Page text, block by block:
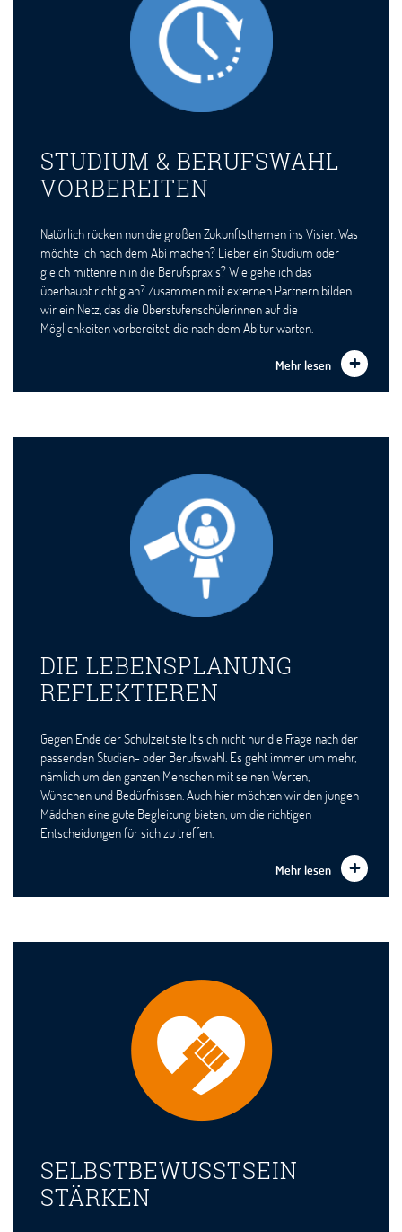
STUDIUM & BERUFSWAHL
VORBEREITEN
Natürlich rücken nun die großen Zukunftsthemen ins Visier. Was
möchte ich nach dem Abi machen? Lieber ein Studium oder
gleich mittenrein in die Berufspraxis? Wie gehe ich das
überhaupt richtig an? Zusammen mit externen Partnern bilden
wir ein Netz, das die Oberstufenschülerinnen auf die
Möglichkeiten vorbereitet, die nach dem Abitur warten.
Mehr lesen
DIE LEBENSPLANUNG
REFLEKTIEREN
Gegen Ende der Schulzeit stellt sich nicht nur die Frage nach der
passenden Studien- oder Berufswahl. Es geht immer um mehr,
nämlich um den ganzen Menschen mit seinen Werten,
Wünschen und Bedürfnissen. Auch hier möchten wir den jungen
Mädchen eine gute Begleitung bieten, um die richtigen
Entscheidungen für sich zu treffen.
Mehr lesen
SELBSTBEWUSSTSEIN
STÄRKEN